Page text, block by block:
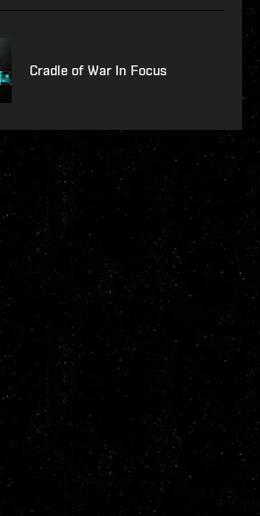
Cradle of War In Focus